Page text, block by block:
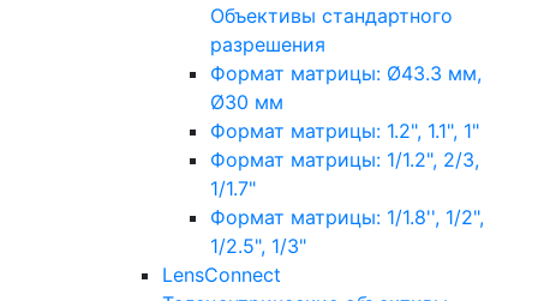
Объективы стандартного
разрешения
Формат матрицы: Ø43.3 мм,
Ø30 мм
Формат матрицы: 1.2", 1.1", 1"
Формат матрицы: 1/1.2", 2/3,
1/1.7"
Формат матрицы: 1/1.8'', 1/2",
1/2.5", 1/3"
LensConnect